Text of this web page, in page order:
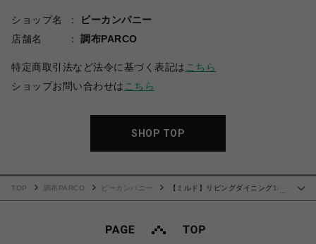
ショップ名
ビーカンパニー
店舗名
調布PARCO
特定商取引法など法令に基づく表記は こちら
ショップお問い合わせは こちら
SHOP TOP
…
TOP 調布PARCO ビーカンパニー
【ミルド】リビングダイニング1P